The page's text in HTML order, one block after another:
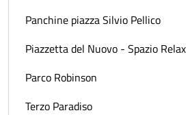
Panchine piazza Silvio Pellico
Piazzetta del Nuovo - Spazio Relax
Parco Robinson
Terzo Paradiso